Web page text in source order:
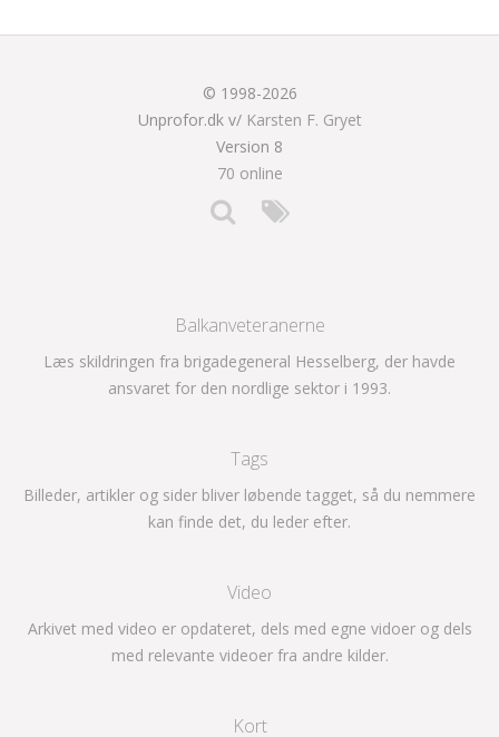
© 1998-2026
Unprofor.dk v/ Karsten F. Gryet
Version 8
70 online
Balkanveteranerne
Læs skildringen fra brigadegeneral Hesselberg, der havde
ansvaret for den nordlige sektor i 1993.
Tags
Billeder, artikler og sider bliver løbende tagget, så du nemmere
kan finde det, du leder efter.
Video
Arkivet med video er opdateret, dels med egne vidoer og dels
med relevante videoer fra andre kilder.
Kort